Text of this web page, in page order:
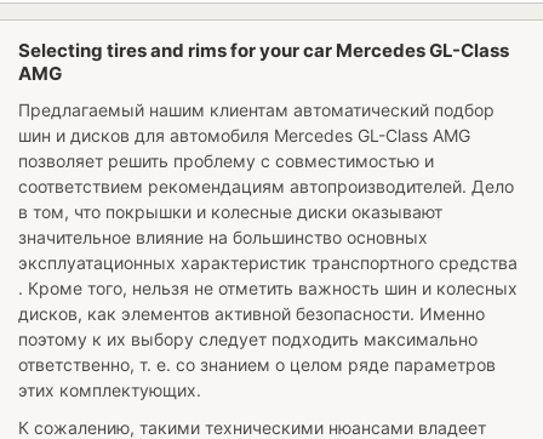
Selecting tires and rims for your car Mercedes GL-Class
AMG
Предлагаемый нашим клиентам автоматический подбор
шин и дисков для автомобиля Mercedes GL-Class AMG
позволяет решить проблему с совместимостью и
соответствием рекомендациям автопроизводителей. Дело
в том, что покрышки и колесные диски оказывают
значительное влияние на большинство основных
эксплуатационных характеристик транспортного средства
. Кроме того, нельзя не отметить важность шин и колесных
дисков, как элементов активной безопасности. Именно
поэтому к их выбору следует подходить максимально
ответственно, т. е. со знанием о целом ряде параметров
этих комплектующих.
К сожалению, такими техническими нюансами владеет